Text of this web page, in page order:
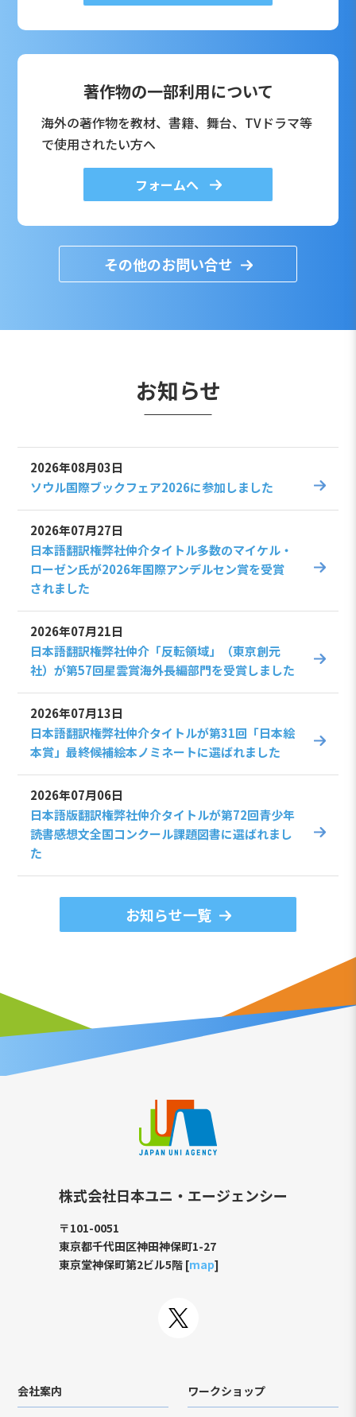
著作物の一部利用について
海外の著作物を教材、書籍、舞台、TVドラマ等
で使用されたい方へ
フォームへ
その他のお問い合せ
お知らせ
2026年08月03日
ソウル国際ブックフェア2026に参加しました
2026年07月27日
日本語翻訳権弊社仲介タイトル多数のマイケル・
ローゼン氏が2026年国際アンデルセン賞を受賞
されました
2026年07月21日
日本語翻訳権弊社仲介「反転領域」（東京創元
社）が第57回星雲賞海外長編部門を受賞しました
2026年07月13日
日本語翻訳権弊社仲介タイトルが第31回「日本絵
本賞」最終候補絵本ノミネートに選ばれました
2026年07月06日
日本語版翻訳権弊社仲介タイトルが第72回青少年
読書感想文全国コンクール課題図書に選ばれまし
た
お知らせ一覧
株式会社日本ユニ・エージェンシー
〒101-0051
東京都千代田区神田神保町1-27
東京堂神保町第2ビル5階 [map]
会社案内 ワークショップ